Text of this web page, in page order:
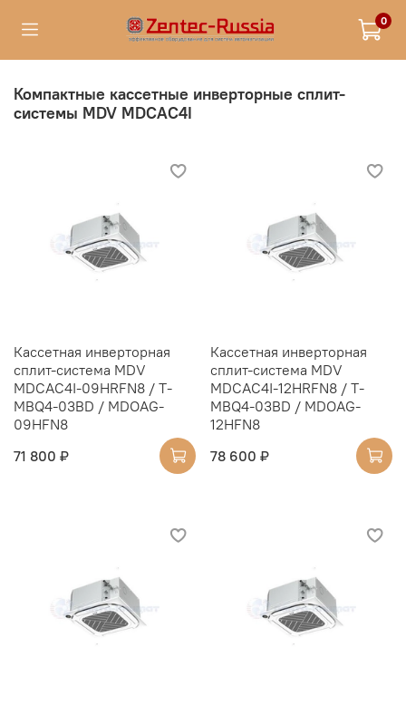
0
Компактные кассетные инверторные сплит-
системы MDV MDCAС4I
Кассетная инверторная
сплит-система MDV
MDCAC4I-09HRFN8 / T-
MBQ4-03BD / MDOAG-
09HFN8
71 800 ₽
Кассетная инверторная
сплит-система MDV
MDCAC4I-12HRFN8 / T-
MBQ4-03BD / MDOAG-
12HFN8
78 600 ₽